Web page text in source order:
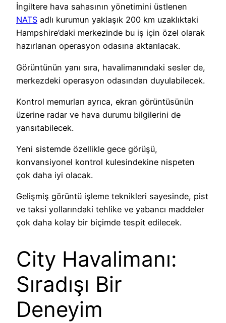
İngiltere hava sahasının yönetimini üstlenen
NATS adlı kurumun yaklaşık 200 km uzaklıktaki
Hampshire’daki merkezinde bu iş için özel olarak
hazırlanan operasyon odasına aktarılacak.
Görüntünün yanı sıra, havalimanındaki sesler de,
merkezdeki operasyon odasından duyulabilecek.
Kontrol memurları ayrıca, ekran görüntüsünün
üzerine radar ve hava durumu bilgilerini de
yansıtabilecek.
Yeni sistemde özellikle gece görüşü,
konvansiyonel kontrol kulesindekine nispeten
çok daha iyi olacak.
Gelişmiş görüntü işleme teknikleri sayesinde, pist
ve taksi yollarındaki tehlike ve yabancı maddeler
çok daha kolay bir biçimde tespit edilecek.
City Havalimanı:
Sıradışı Bir
Deneyim